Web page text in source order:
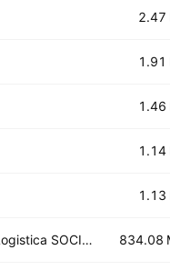
2.47
1.91
1.46
1.14
1.13
Montepino Logistica SOCIMI SA 834.08